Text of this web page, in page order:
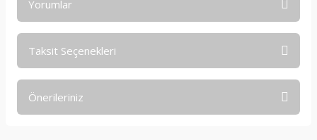
Yorumlar
Taksit Seçenekleri
Önerileriniz